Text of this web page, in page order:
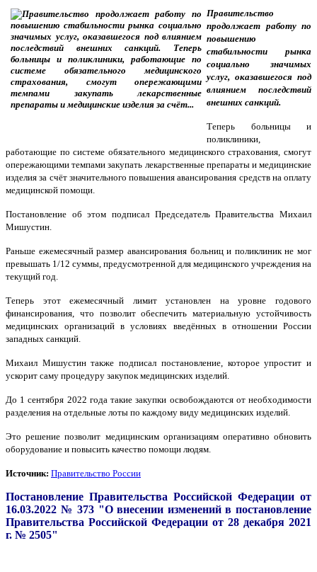
Правительство
продолжает работу по
повышению
стабильности рынка
социально значимых
услуг, оказавшегося под
влиянием последствий
внешних санкций.
Теперь больницы и
поликлиники,
работающие по системе обязательного медицинского страхования, смогут
опережающими темпами закупать лекарственные препараты и медицинские
изделия за счёт значительного повышения авансирования средств на оплату
медицинской помощи.
Постановление об этом подписал Председатель Правительства Михаил
Мишустин.
Раньше ежемесячный размер авансирования больниц и поликлиник не мог
превышать 1/12 суммы, предусмотренной для медицинского учреждения на
текущий год.
Теперь этот ежемесячный лимит установлен на уровне годового
финансирования, что позволит обеспечить материальную устойчивость
медицинских организаций в условиях введённых в отношении России
западных санкций.
Михаил Мишустин также подписал постановление, которое упростит и
ускорит саму процедуру закупок медицинских изделий.
До 1 сентября 2022 года такие закупки освобождаются от необходимости
разделения на отдельные лоты по каждому виду медицинских изделий.
Это решение позволит медицинским организациям оперативно обновить
оборудование и повысить качество помощи людям.
Источник: Правительство России
Постановление Правительства Российской Федерации от
16.03.2022 № 373 "О внесении изменений в постановление
Правительства Российской Федерации от 28 декабря 2021
г. № 2505"